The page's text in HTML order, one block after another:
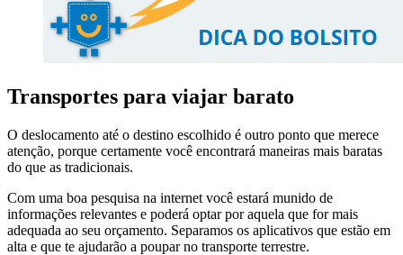
Transportes para viajar barato
O deslocamento até o destino escolhido é outro ponto que merece
atenção, porque certamente você encontrará maneiras mais baratas
do que as tradicionais.
Com uma boa pesquisa na internet você estará munido de
informações relevantes e poderá optar por aquela que for mais
adequada ao seu orçamento. Separamos os aplicativos que estão em
alta e que te ajudarão a poupar no transporte terrestre.